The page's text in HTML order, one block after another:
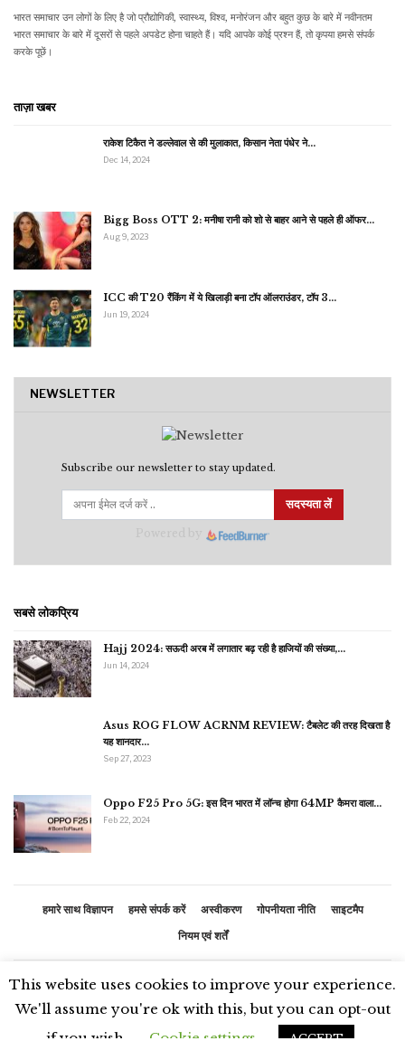
भारत समाचार उन लोगों के लिए है जो प्रौद्योगिकी, स्वास्थ्य, विश्व, मनोरंजन और बहुत कुछ के बारे में नवीनतम
भारत समाचार के बारे में दूसरों से पहले अपडेट होना चाहते हैं। यदि आपके कोई प्रश्न हैं, तो कृपया हमसे संपर्क
करके पूछें।
ताज़ा खबर
राकेश टिकैत ने डल्लेवाल से की मुलाकात, किसान नेता पंधेर ने…
Dec 14, 2024
Bigg Boss OTT 2: मनीषा रानी को शो से बाहर आने से पहले ही ऑफर…
Aug 9, 2023
ICC की T20 रैंकिंग में ये खिलाड़ी बना टॉप ऑलराउंडर, टॉप 3…
Jun 19, 2024
NEWSLETTER
Subscribe our newsletter to stay updated.
सदस्यता लें
सबसे लोकप्रिय
Hajj 2024: सऊदी अरब में लगातार बढ़ रही है हाजियों की संख्या,…
Jun 14, 2024
Asus ROG FLOW ACRNM REVIEW: टैबलेट की तरह दिखता है
यह शानदार…
Sep 27, 2023
Oppo F25 Pro 5G: इस दिन भारत में लॉन्च होगा 64MP कैमरा वाला…
Feb 22, 2024
हमारे साथ विज्ञापन हमसे संपर्क करें अस्वीकरण गोपनीयता नीति
साइटमैप
नियम एवं शर्तें
© 2026 - भारतीय समाचार. सर्वाधिकार सुरक्षित
This website uses cookies to improve your experience.
We'll assume you're ok with this, but you can opt-out